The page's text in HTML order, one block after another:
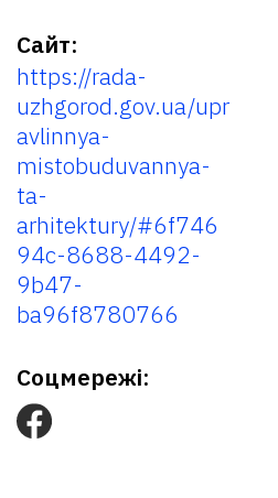
Сайт:
https://rada-
uzhgorod.gov.ua/upr
avlinnya-
mistobuduvannya-
ta-
arhitektury/#6f746
94c-8688-4492-
9b47-
ba96f8780766
Соцмережі: